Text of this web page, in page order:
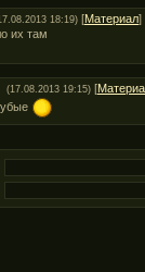
18:19) [Материал]
их там
(17.08.2013 19:15) [